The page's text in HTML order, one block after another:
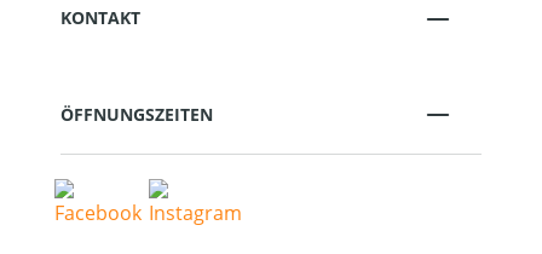
KONTAKT
ÖFFNUNGSZEITEN